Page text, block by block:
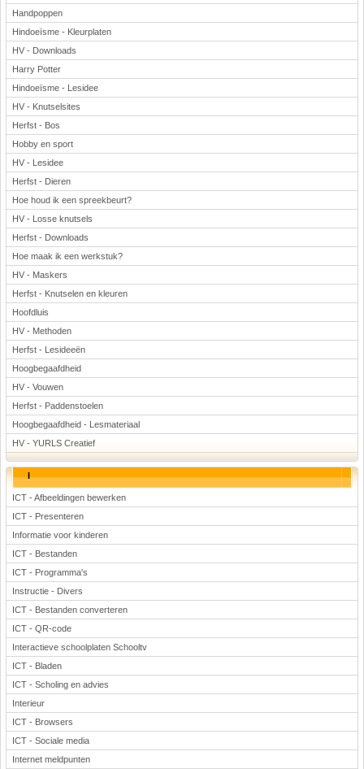
Handpoppen
Hindoeïsme - Kleurplaten
HV - Downloads
Harry Potter
Hindoeïsme - Lesidee
HV - Knutselsites
Herfst - Bos
Hobby en sport
HV - Lesidee
Herfst - Dieren
Hoe houd ik een spreekbeurt?
HV - Losse knutsels
Herfst - Downloads
Hoe maak ik een werkstuk?
HV - Maskers
Herfst - Knutselen en kleuren
Hoofdluis
HV - Methoden
Herfst - Lesideeën
Hoogbegaafdheid
HV - Vouwen
Herfst - Paddenstoelen
Hoogbegaafdheid - Lesmateriaal
HV - YURLS Creatief
I
ICT - Afbeeldingen bewerken
ICT - Presenteren
Informatie voor kinderen
ICT - Bestanden
ICT - Programma's
Instructie - Divers
ICT - Bestanden converteren
ICT - QR-code
Interactieve schoolplaten Schooltv
ICT - Bladen
ICT - Scholing en advies
Interieur
ICT - Browsers
ICT - Sociale media
Internet meldpunten